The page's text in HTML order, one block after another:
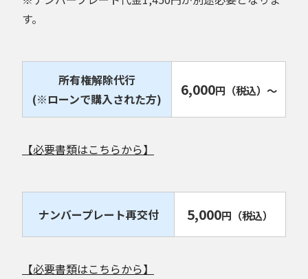
す。
所有権解除代行
(※ローンで購入された方)
6,000円 （税込） ～
【必要書類はこちらから】
ナンバープレート再交付 5,000円 （税込）
【必要書類はこちらから】